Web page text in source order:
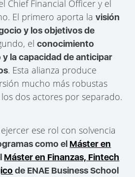
Chief Financial Officer y el
El primero aporta lavisión
y los objetivos de
elconocimiento
la capacidad de anticipar
. Esta alianza produce
mucho más robustas
dos actores por separado.
ese rol con solvencia
como el Máster en
Máster en Finanzas, Fintech
de ENAE Business School